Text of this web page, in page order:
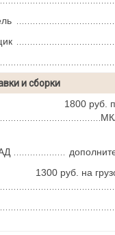
и сборки
1800 руб.
1300 руб. на